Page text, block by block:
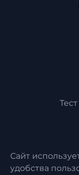
Сайт
удобства